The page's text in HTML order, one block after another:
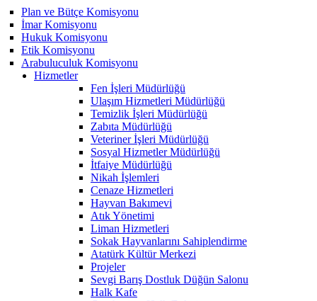
Plan ve Bütçe Komisyonu
İmar Komisyonu
Hukuk Komisyonu
Etik Komisyonu
Arabuluculuk Komisyonu
Hizmetler
Fen İşleri Müdürlüğü
Ulaşım Hizmetleri Müdürlüğü
Temizlik İşleri Müdürlüğü
Zabıta Müdürlüğü
Veteriner İşleri Müdürlüğü
Sosyal Hizmetler Müdürlüğü
İtfaiye Müdürlüğü
Nikah İşlemleri
Cenaze Hizmetleri
Hayvan Bakımevi
Atık Yönetimi
Liman Hizmetleri
Sokak Hayvanlarını Sahiplendirme
Atatürk Kültür Merkezi
Projeler
Sevgi Barış Dostluk Düğün Salonu
Halk Kafe